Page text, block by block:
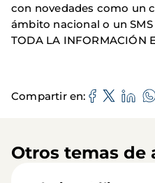
con novedades como un
ámbito nacional o un
TODA LA INFORMACIÓN
Compartir en
Otros temas de